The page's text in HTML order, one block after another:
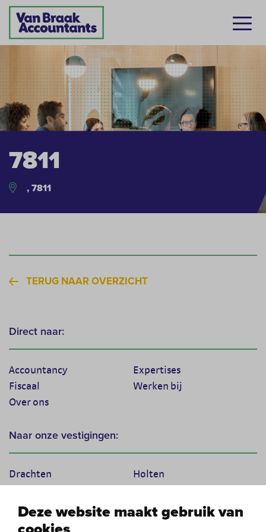
Deze website maakt gebruik van
7811
, 7811
TERUG NAAR OVERZICHT
Direct naar:
Accountancy
Expertises
Fiscaal
Werken bij
Over ons
Naar onze vestigingen:
Drachten
Holten
Texel
Tiel
Veenendaal